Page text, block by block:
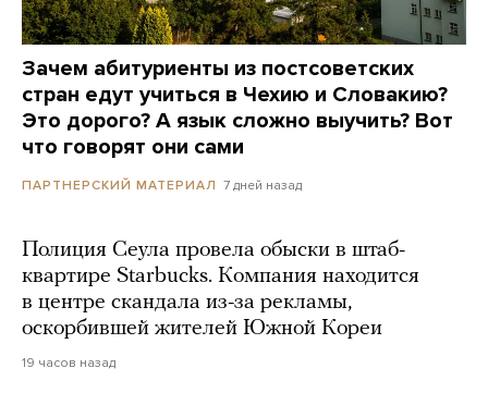
Зачем абитуриенты из постсоветских
стран едут учиться в Чехию и Словакию?
Это дорого? А язык сложно выучить? Вот
что говорят они сами
ПАРТНЕРСКИЙ МАТЕРИАЛ 7 дней назад
Полиция Сеула провела обыски в штаб-
квартире Starbucks. Компания находится
в центре скандала из-за рекламы,
оскорбившей жителей Южной Кореи
19 часов назад